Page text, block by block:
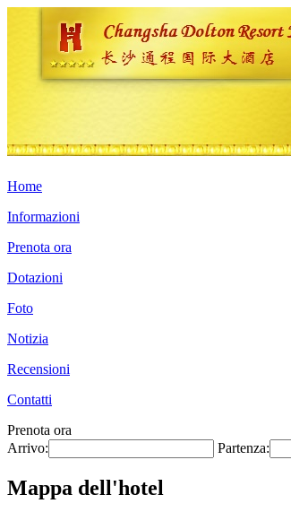
Home
Informazioni
Prenota ora
Dotazioni
Foto
Notizia
Recensioni
Contatti
Prenota ora
Arrivo:
Partenza:
Mappa dell'hotel